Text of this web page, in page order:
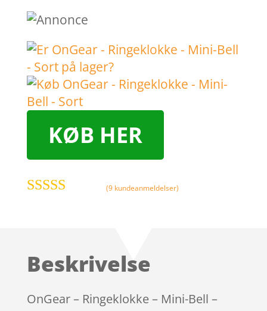
KØB HER
kundebedø
(9 kundeanmeldelser)
Beskrivelse
OnGear – Ringeklokke – Mini-Bell –